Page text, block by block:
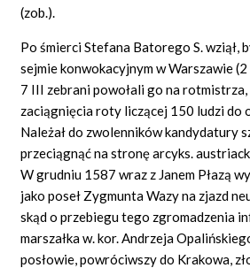
(zob.).
Po śmierci Stefana Batorego S. wziął,
sejmie konwokacyjnym w Warszawie
7 III zebrani powołali go na
zaciągnięcia roty liczącej 150 ludzi do
Należał do zwolenników kandydatury
przeciągnąć na stronę arcyks.
W grudniu 1587 wraz z Janem Płazą
jako poseł Zygmunta Wazy na zjazd
skąd o przebiegu tego zgromadzenia
marszałka w. kor. Andrzeja
posłowie, powróciwszy do Krakowa,